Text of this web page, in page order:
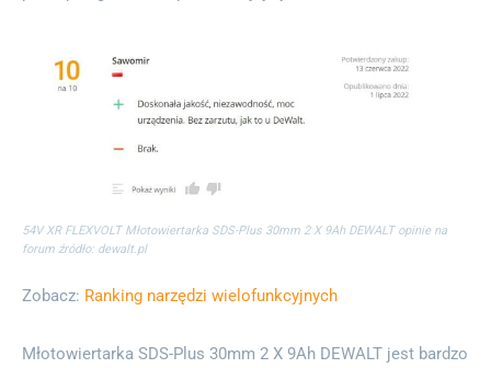
54V XR FLEXVOLT Młotowiertarka SDS-Plus 30mm 2 X 9Ah DEWALT opinie na
forum źródło: dewalt.pl
Zobacz: Ranking narzędzi wielofunkcyjnych
Młotowiertarka SDS-Plus 30mm 2 X 9Ah DEWALT jest bardzo